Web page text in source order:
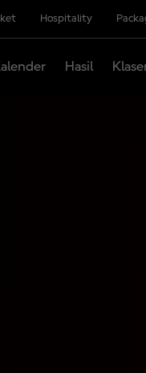
Hospitality
Hasil